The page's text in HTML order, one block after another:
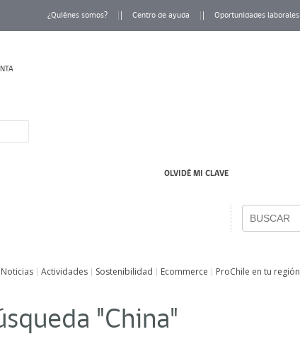
¿Quiénes somos? Centro de ayuda Oportunidades laborales
OLVIDÉ MI CLAVE
Noticias Actividades Sostenibilidad Ecommerce ProChile en tu región
"China"